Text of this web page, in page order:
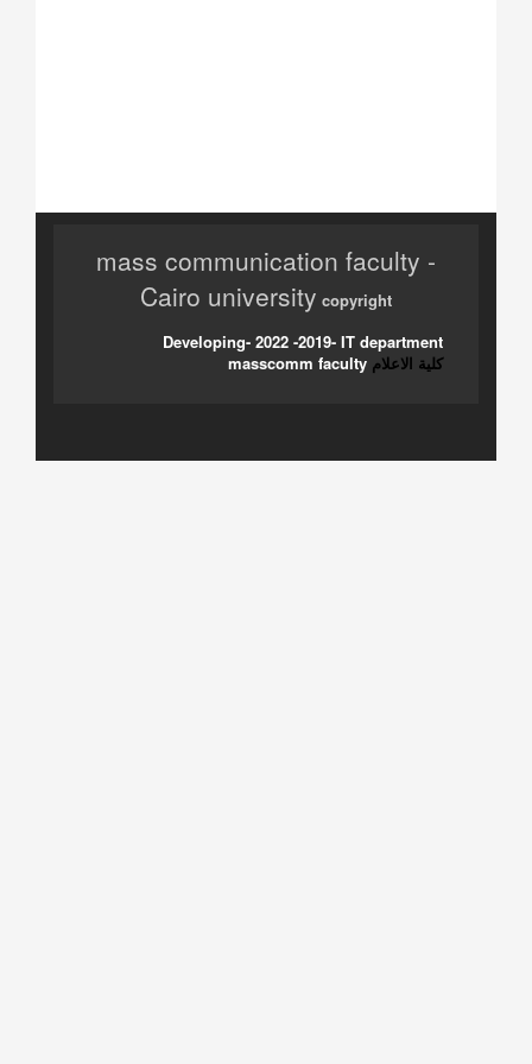
mass communication faculty -
Cairo university copyright
Developing- 2022 -2019- IT department
masscomm faculty كلية الاعلام